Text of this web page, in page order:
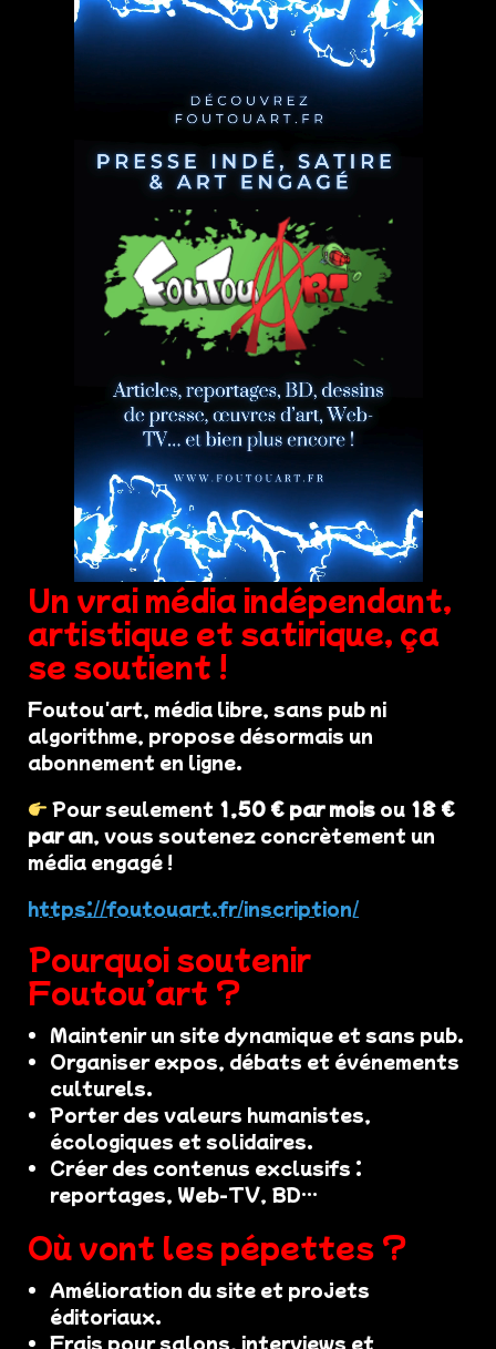
Un vrai média indépendant,
artistique et satirique, ça
se soutient !
Foutou'art, média libre, sans pub ni
algorithme, propose désormais un
abonnement en ligne.
Pour seulement 1,50 € par mois ou 18 €
par an, vous soutenez concrètement un
média engagé !
https://foutouart.fr/inscription/
Pourquoi soutenir
Foutou’art ?
Maintenir un site dynamique et sans pub.
Organiser expos, débats et événements
culturels.
Porter des valeurs humanistes,
écologiques et solidaires.
Créer des contenus exclusifs :
reportages, Web-TV, BD…
Où vont les pépettes ?
Amélioration du site et projets
éditoriaux.
Frais pour salons, interviews et